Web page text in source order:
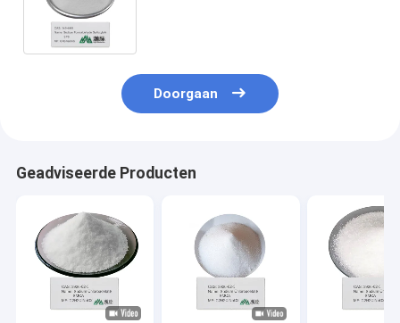
Doorgaan
Geadviseerde Producten